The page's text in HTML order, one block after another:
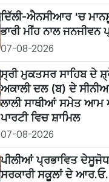
ਦਿੱਲੀ-ਐਨਸੀਆਰ 'ਚ
ਭਾਰੀ ਮੀਂਹ ਨਾਲ ਜਨਜੀਵਨ
07-08-2026
ਸ੍ਰੀ ਮੁਕਤਸਰ ਸਾਹਿਬ ਦੇ
ਅਕਾਲੀ ਦਲ (ਬ) ਦੇ
ਲਾਲੀ ਸਾਥੀਆਂ ਸਮੇਤ ਆਮ
ਪਾਰਟੀ ਵਿਚ ਸ਼ਾਮਿਲ
07-08-2026
ਪੀਲੀਆਂ ਪ੍ਰਭਾਵਿਤ
ਸਰਕਾਰੀ ਸਕੂਲਾਂ ਦੇ